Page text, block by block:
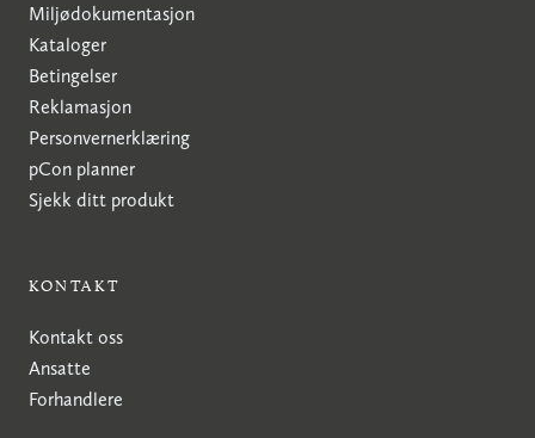
Miljødokumentasjon
Kataloger
Betingelser
Reklamasjon
Personvernerklæring
pCon planner
Sjekk ditt produkt
KONTAKT
Kontakt oss
Ansatte
Forhandlere